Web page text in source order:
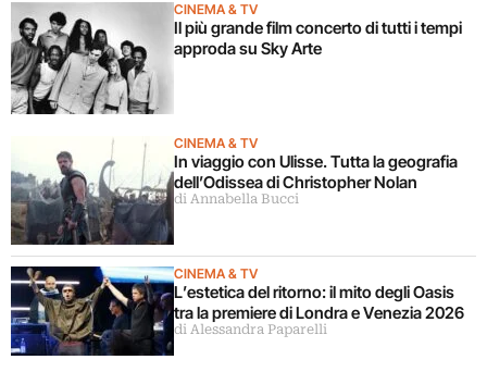
CINEMA & TV
Il più grande film concerto di tutti i tempi
approda su Sky Arte
CINEMA & TV
In viaggio con Ulisse. Tutta la geografia
dell’Odissea di Christopher Nolan
di Annabella Bucci
CINEMA & TV
L’estetica del ritorno: il mito degli Oasis
tra la premiere di Londra e Venezia 2026
di Alessandra Paparelli